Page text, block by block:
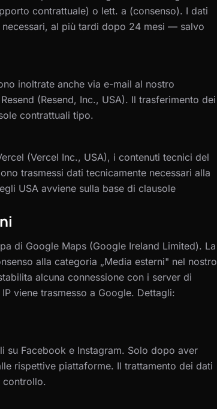
contrattuale) o lett. a (consenso). I dati
al più tardi dopo 24 mesi — salvo
inoltrate anche via e-mail al nostro
(Resend, Inc., USA). Il trasferimento dei
contrattuali tipo.
(Vercel Inc., USA), i contenuti tecnici del
trasmessi dati tecnicamente necessari alla
USA avviene sulla base di clausole
di Google Maps (Google Ireland Limited). La
alla categoria „Media esterni" nel nostro
alcuna connessione con i server di
viene trasmesso a Google. Dettagli:
su Facebook e Instagram. Solo dopo aver
rispettive piattaforme. Il trattamento dei dati
controllo.